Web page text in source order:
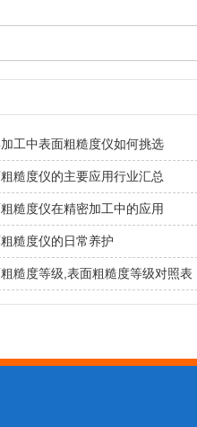
工中表面粗糙度仪如何挑选
糙度仪的主要应用行业汇总
糙度仪在精密加工中的应用
糙度仪的日常养护
糙度等级,表面粗糙度等级对照表